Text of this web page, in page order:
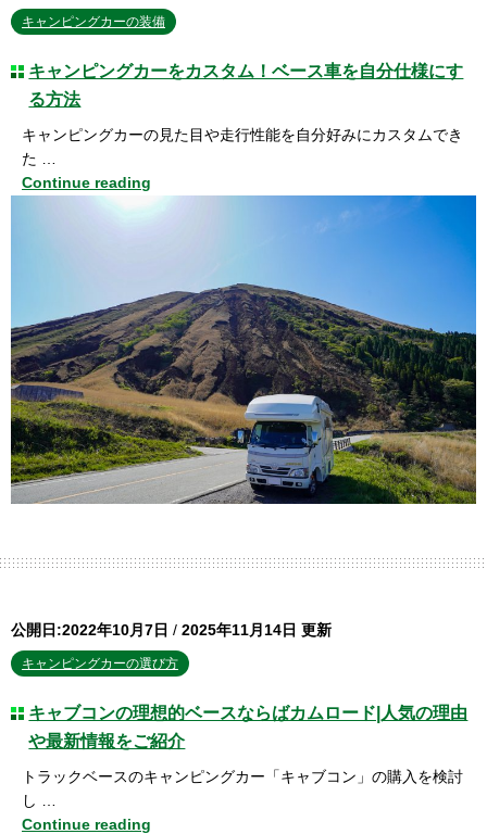
キャンピングカーの装備
キャンピングカーをカスタム！ベース車を自分仕様にす
る方法
キャンピングカーの見た目や走行性能を自分好みにカスタムでき
た …
Continue reading
公開日:2022年10月7日 / 2025年11月14日 更新
キャンピングカーの選び方
キャブコンの理想的ベースならばカムロード|人気の理由
や最新情報をご紹介
トラックベースのキャンピングカー「キャブコン」の購入を検討
し …
Continue reading